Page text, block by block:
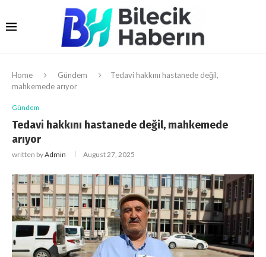
Home Gündem
Tedavi hakkını hastanede değil,
mahkemede arıyor
Gündem
Tedavi hakkını hastanede değil, mahkemede
arıyor
written byAdmin August 27, 2025